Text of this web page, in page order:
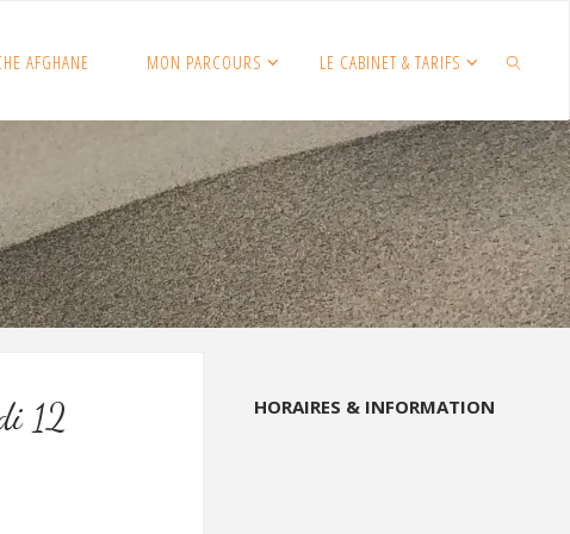
AFGHANE MON PARCOURS LE CABINET & TARIFS
SEARCH
12
HORAIRES & INFORMATION